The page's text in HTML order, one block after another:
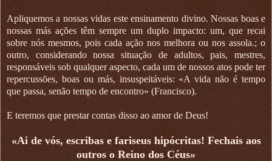
Apliquemos a nossas vidas este ensinamento divino. Nossas boas e
nossas más ações têm sempre um duplo impacto: um, que recai
sobre nós mesmos, pois cada ação nos melhora ou nos assola.; o
outro, considerando nossa situação de adultos, pais, mestres,
responsáveis sob qualquer aspecto, cada um de nossos atos pode ter
repercussões, boas ou más, insuspeitáveis: «A vida não é tempo
que passa, senão tempo de encontro» (Francisco).
E teremos que prestar contas disso ao amor de Deus!
«Ai de vós, escribas e fariseus hipócritas! Fechais aos
outros o Reino dos Céus»